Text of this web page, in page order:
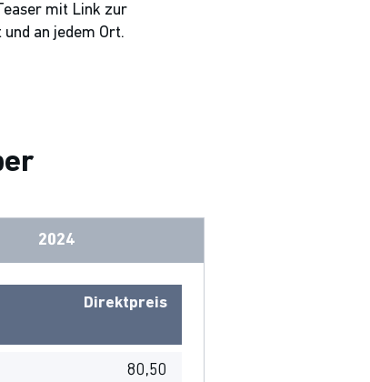
mit Link zur
an jedem Ort.
2024
Direktpreis
80,50